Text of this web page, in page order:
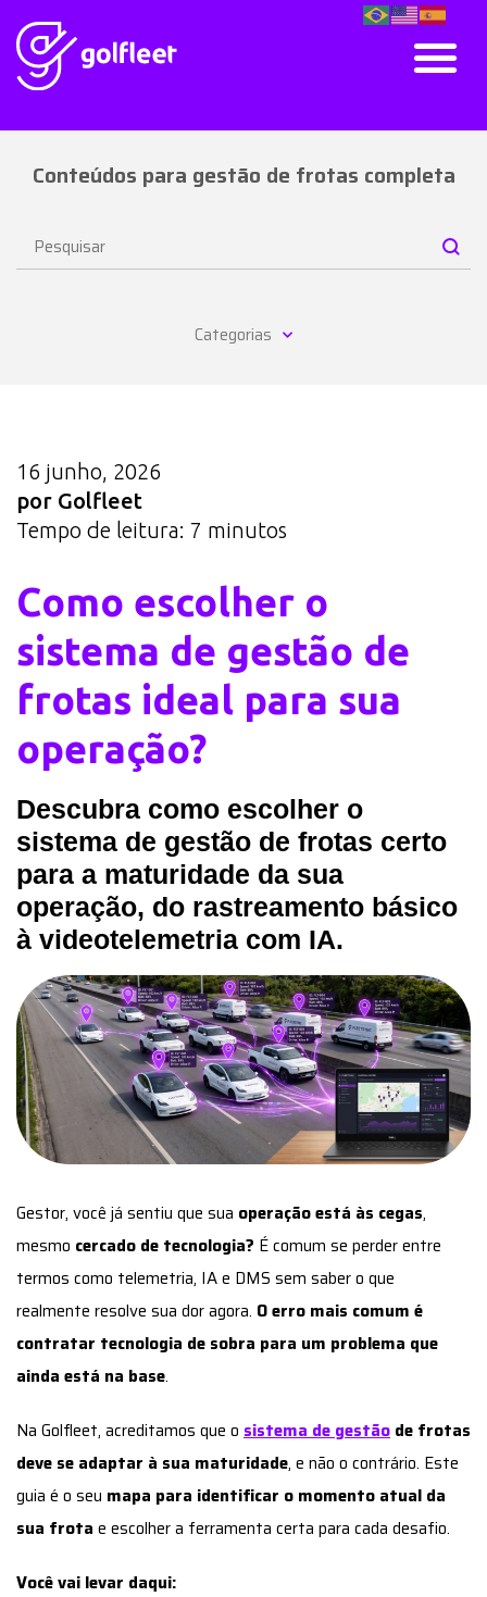
Conteúdos para gestão de frotas completa
Categorias
16 junho, 2026
por Golfleet
Tempo de leitura: 7 minutos
Como escolher o
sistema de gestão de
frotas ideal para sua
operação?
Descubra como escolher o
sistema de gestão de frotas certo
para a maturidade da sua
operação, do rastreamento básico
à videotelemetria com IA.
Gestor, você já sentiu que sua operação está às cegas,
mesmo cercado de tecnologia? É comum se perder entre
termos como telemetria, IA e DMS sem saber o que
realmente resolve sua dor agora. O erro mais comum é
contratar tecnologia de sobra para um problema que
ainda está na base.
Na Golfleet, acreditamos que o sistema de gestão de frotas
deve se adaptar à sua maturidade, e não o contrário. Este
guia é o seu mapa para identificar o momento atual da
sua frota e escolher a ferramenta certa para cada desafio.
Você vai levar daqui: